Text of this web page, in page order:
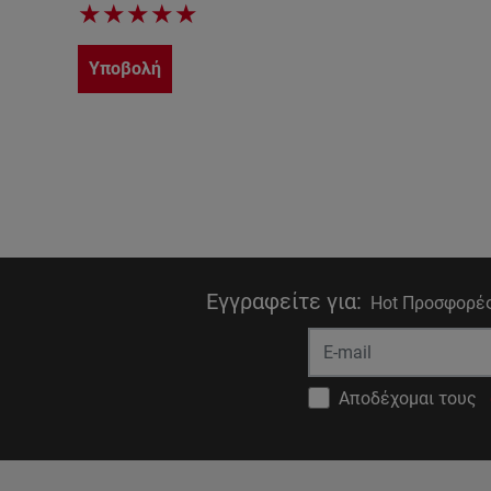
★★★★★
Υποβολή
Εγγραφείτε για: Hot
Αποδέχομαι τους